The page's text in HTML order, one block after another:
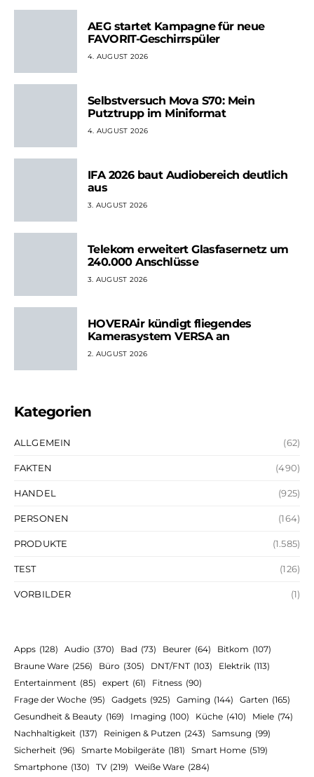
AEG startet Kampagne für neue
FAVORIT-Geschirrspüler
4. AUGUST 2026
Selbstversuch Mova S70: Mein
Putztrupp im Miniformat
4. AUGUST 2026
IFA 2026 baut Audiobereich deutlich
aus
3. AUGUST 2026
Telekom erweitert Glasfasernetz um
240.000 Anschlüsse
3. AUGUST 2026
HOVERAir kündigt fliegendes
Kamerasystem VERSA an
2. AUGUST 2026
Kategorien
ALLGEMEIN (62)
FAKTEN (490)
HANDEL (925)
PERSONEN (164)
PRODUKTE (1.585)
TEST (126)
VORBILDER (1)
Apps (128) Audio (370) Bad (73) Beurer (64) Bitkom (107)
Braune Ware (256) Büro (305) DNT/FNT (103) Elektrik (113)
Entertainment (85) expert (61) Fitness (90)
Frage der Woche (95) Gadgets (925) Gaming (144) Garten (165)
Gesundheit & Beauty (169) Imaging (100) Küche (410) Miele (74)
Nachhaltigkeit (137) Reinigen & Putzen (243) Samsung (99)
Sicherheit (96) Smarte Mobilgeräte (181) Smart Home (519)
Smartphone (130) TV (219) Weiße Ware (284)